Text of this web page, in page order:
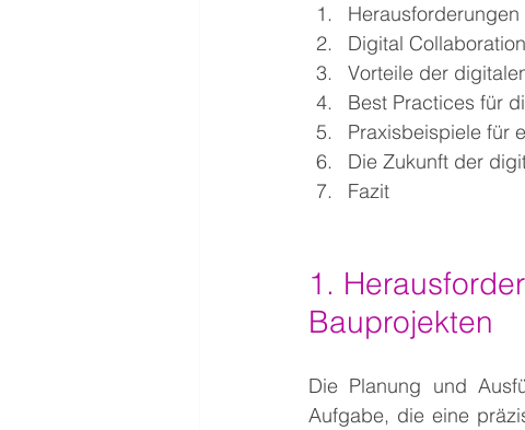
Digital
Vorteile der
Best Practices für
Praxisbeispiele für
Die Zukunft der
Fazit
1.
Bauprojekten
Die Planung und
Aufgabe, die eine